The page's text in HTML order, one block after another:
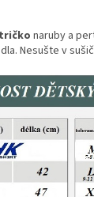
naruby a
Nesušte v